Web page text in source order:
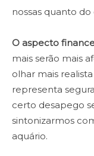
nossas quanto do
O aspecto
mais serão mais
olhar mais
representa
certo desapego
sintonizarmos
aquário.